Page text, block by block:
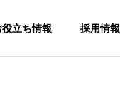
役立ち情報 採用情報